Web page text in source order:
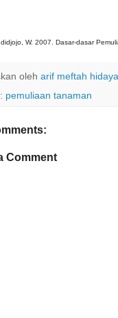
W. 2007. Dasar-dasar
oleh arif meftah
pemuliaan tanaman
Comment